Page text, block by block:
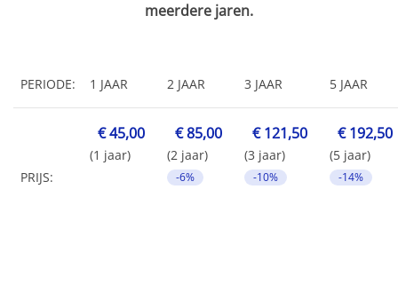
meerdere jaren.
PERIODE: 1 JAAR 2 JAAR 3 JAAR 5 JAAR
PRIJS:
€ 45,00
(1 jaar)
€ 85,00
(2 jaar)
-6%
€ 121,50
(3 jaar)
-10%
€ 192,50
(5 jaar)
-14%